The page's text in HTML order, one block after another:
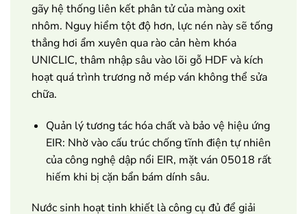
gãy hệ thống liên kết phân tử của màng oxit
nhôm. Nguy hiểm tột độ hơn, lực nén này sẽ tống
thẳng hơi ẩm xuyên qua rào cản hèm khóa
UNICLIC, thâm nhập sâu vào lõi gỗ HDF và kích
hoạt quá trình trương nở mép ván không thể sửa
chữa.
Quản lý tương tác hóa chất và bảo vệ hiệu ứng
EIR: Nhờ vào cấu trúc chống tĩnh điện tự nhiên
của công nghệ dập nổi EIR, mặt ván 05018 rất
hiếm khi bị cặn bẩn bám dính sâu.
Nước sinh hoạt tinh khiết là công cụ đủ để giải